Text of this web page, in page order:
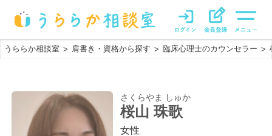
うららか相談室 > 肩書き・資格から探す > 臨床心理士のカウンセラー >
さくらやま しゅか
桜山 珠歌
女性